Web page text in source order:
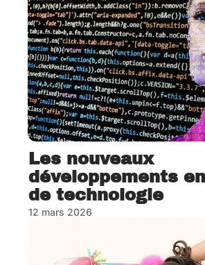
Les nouveaux
développements
de technologie
12 mars 2026